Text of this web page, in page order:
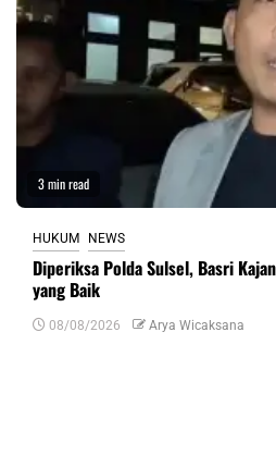
3 min read
HUKUM NEWS
Diperiksa Polda Sulsel, Basri
yang Baik
08/08/2026 Arya Wicaksana